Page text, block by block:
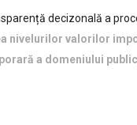
decizonală a
nivelurilor valorilor
a domeniului